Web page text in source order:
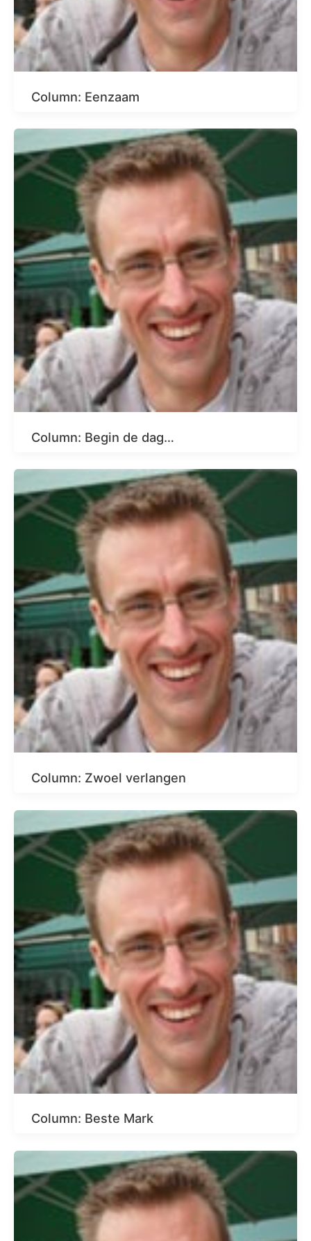
Column: Eenzaam
Column: Begin de dag…
Column: Zwoel verlangen
Column: Beste Mark